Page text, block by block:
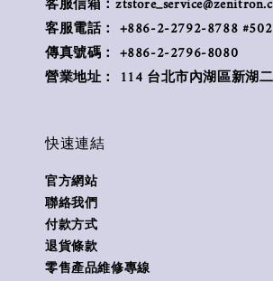
客服電話： +886-2-2792-8788 #502
傳真號碼： +886-2-2796-8080
營業地址： 114 台北市內湖區新湖
快速連結
官方網站
聯絡我們
付款方式
退貨條款
零售產品維修專線